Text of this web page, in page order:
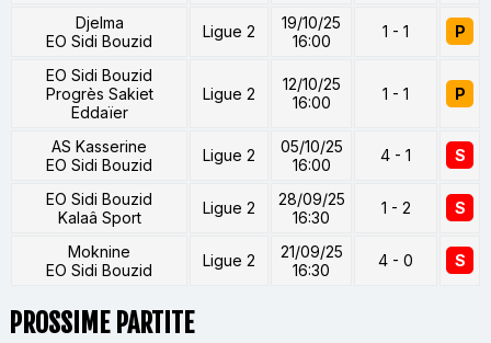
Djelma
EO Sidi Bouzid
Ligue 2
19/10/25
16:00
1 - 1 P
EO Sidi Bouzid
Progrès Sakiet
Eddaïer
Ligue 2
12/10/25
16:00
1 - 1 P
AS Kasserine
EO Sidi Bouzid
Ligue 2
05/10/25
16:00
4 - 1 S
EO Sidi Bouzid
Kalaâ Sport
Ligue 2
28/09/25
16:30
1 - 2 S
Moknine
EO Sidi Bouzid
Ligue 2
21/09/25
16:30
4 - 0 S
PROSSIME PARTITE